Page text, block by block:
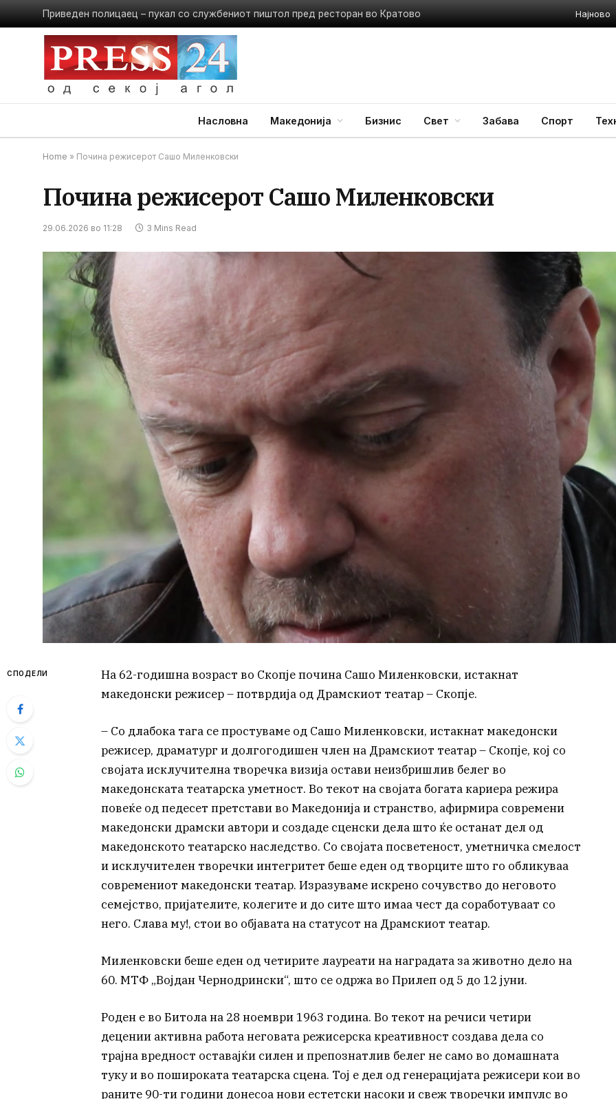
Приведен полицаец – пукал со службениот пиштол пред ресторан во Кратово Најново
Насловна Македонија Бизнис Свет Забава Спорт
Home » Почина режисерот Сашо Миленковски
Почина режисерот Сашо Миленковски
29.06.2026 во 11:28 3 Mins Read
СПОДЕЛИ
На 62-годишна возраст во Скопје почина Сашо Миленковски, истакнат
македонски режисер – потврдија од Драмскиот театар – Скопје.
– Со длабока тага се простуваме од Сашо Миленковски, истакнат македонски
режисер, драматург и долгогодишен член на Драмскиот театар – Скопје, кој со
својата исклучителна творечка визија остави неизбришлив белег во
македонската театарска уметност. Во текот на својата богата кариера режира
повеќе од педесет претстави во Македонија и странство, афирмира современи
македонски драмски автори и создаде сценски дела што ќе останат дел од
македонското театарско наследство. Со својата посветеност, уметничка смелост
и исклучителен творечки интегритет беше еден од творците што го обликуваа
современиот македонски театар. Изразуваме искрено сочувство до неговото
семејство, пријателите, колегите и до сите што имаа чест да соработуваат со
него. Слава му!, стои во објавата на статусот на Драмскиот театар.
Миленковски беше еден од четирите лауреати на наградата за животно дело на
60. МТФ „Војдан Чернодрински“, што се одржа во Прилеп од 5 до 12 јуни.
Роден e во Битола на 28 ноември 1963 година. Во текот на речиси четири
децении активна работа неговата режисерска креативност создава дела со
трајна вредност оставајќи силен и препознатлив белег не само во домашната
туку и во пошироката театарска сцена. Тој е дел од генерацијата режисери кои во
раните 90-ти години донесоа нови естетски насоки и свеж творечки импулс во